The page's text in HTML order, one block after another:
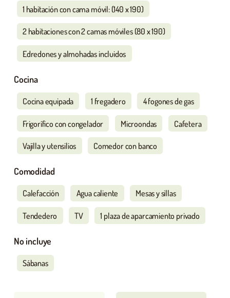
1 habitación con cama móvil: (140 x 190)
2 habitaciones con 2 camas móviles (80 x 190)
Edredones y almohadas incluidos
Cocina
Cocina equipada 1 fregadero 4 fogones de gas
Frigorífico con congelador Microondas Cafetera
Vajilla y utensilios Comedor con banco
Comodidad
Calefacción Agua caliente Mesas y sillas
Tendedero TV 1 plaza de aparcamiento privado
No incluye
Sábanas